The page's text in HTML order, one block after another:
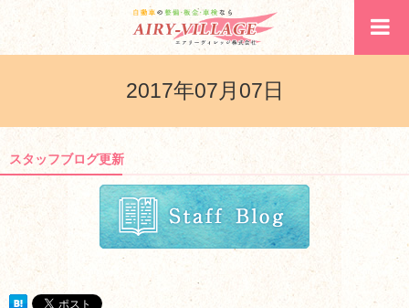
2017年07月07日
スタッフブログ更新